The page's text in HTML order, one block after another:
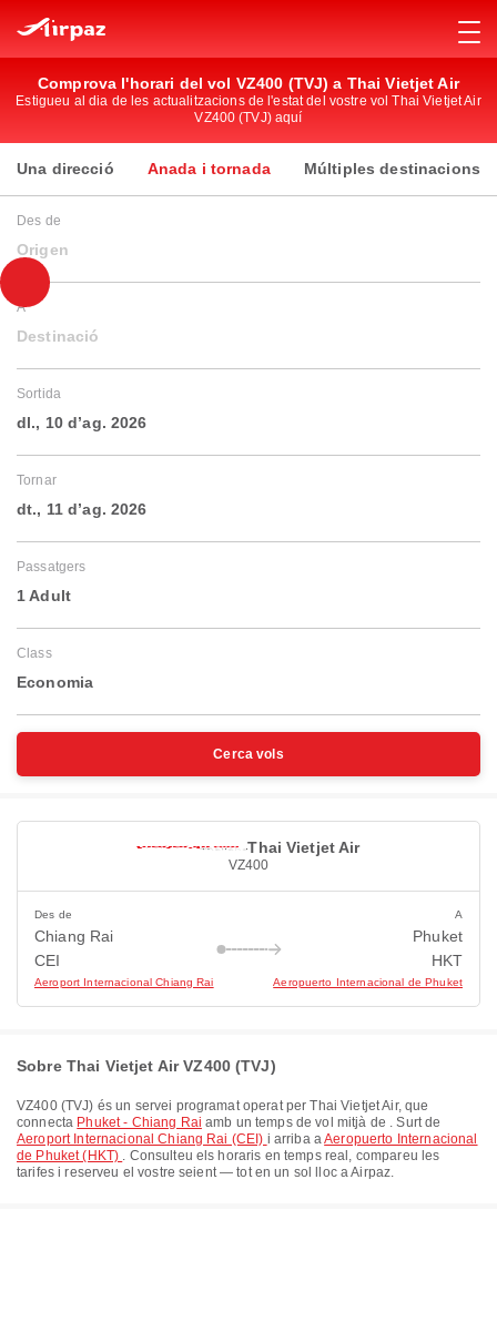
Comprova l'horari del vol VZ400 (TVJ) a Thai Vietjet Air
Estigueu al dia de les actualitzacions de l'estat del vostre vol Thai Vietjet Air
VZ400 (TVJ) aquí
Una direcció Anada i tornada Múltiples destinacions
Des de
Origen
A
Destinació
Sortida
dl., 10 d’ag. 2026
Tornar
dt., 11 d’ag. 2026
Passatgers
1 Adult
Class
Economia
Cerca vols
Thai Vietjet Air
VZ400
Des de
Chiang Rai
CEI
Aeroport Internacional Chiang Rai
A
Phuket
HKT
Aeropuerto Internacional de Phuket
Sobre Thai Vietjet Air VZ400 (TVJ)
VZ400(TVJ) és un servei programat operat perThai Vietjet Air, que
connecta Phuket - Chiang Rai amb un temps de vol mitjà de . Surt de
Aeroport Internacional Chiang Rai (CEI) i arriba aAeropuerto Internacional
de Phuket (HKT) . Consulteu els horaris en temps real, compareu les
tarifes i reserveu el vostre seient — tot en un sol lloc a Airpaz.